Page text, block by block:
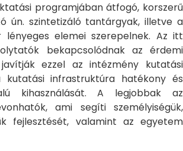
programjában átfogó, korszerű
ún. szintetizáló tantárgyak, illetve a
lényeges elemei szerepelnek. Az itt
bekapcsolódnak az érdemi
ezzel az intézmény kutatási
kutatási infrastruktúra hatékony és
kihasználását. A legjobbak az
ami segíti személyiségük,
fejlesztését, valamint az egyetem